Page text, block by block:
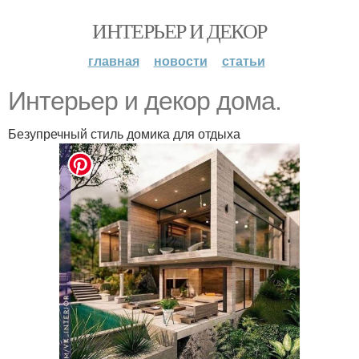
ИНТЕРЬЕР И ДЕКОР
главная новости статьи
Интерьер и декор дома.
Безупречный стиль домика для отдыха